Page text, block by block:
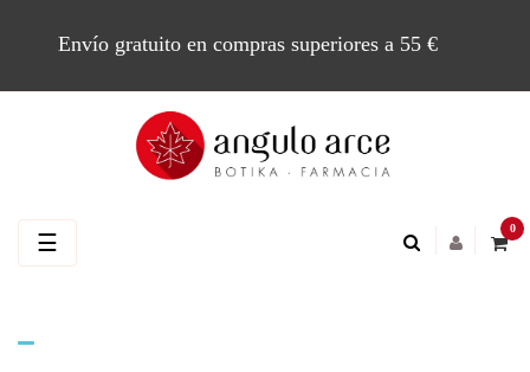
Envío gratuito en compras superiores a 55 €
0
Navegación
☰